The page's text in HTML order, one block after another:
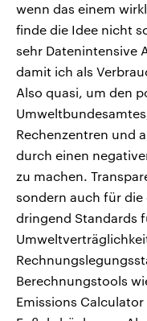
wenn das einem
finde die Idee nicht
sehr Datenintensive
damit ich als
Also quasi, um den
Rechenzentren und
durch einen
zu machen.
sondern auch für
dringend Standards
Berechnungstools
Emissions